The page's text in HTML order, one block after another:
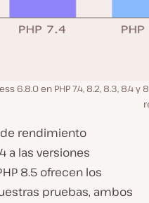
6.8.0 en PHP 7.4, 8.2, 8.3, 8.4 y
rendimiento
a las versiones
8.5 ofrecen los
pruebas, ambos